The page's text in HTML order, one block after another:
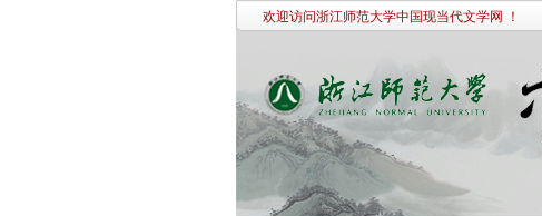
欢迎访问浙江师范大学中国现当代文学网 ！